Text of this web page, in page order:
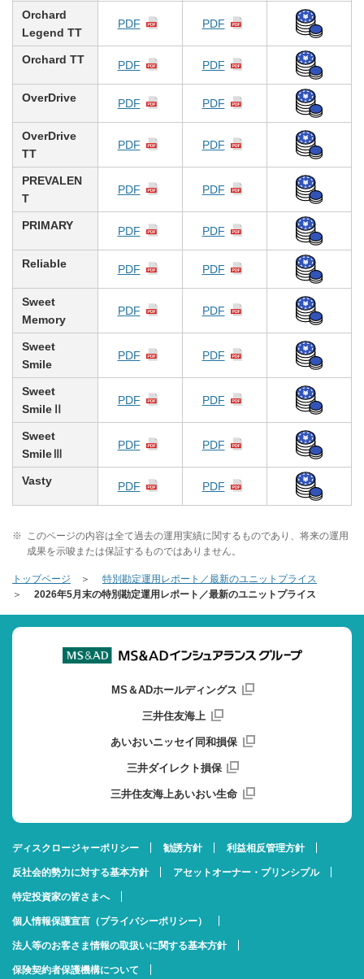
Orchard
Legend TT
PDF PDF
Orchard TT PDF PDF
OverDrive PDF PDF
OverDrive
TT
PDF PDF
PREVALEN
T
PDF PDF
PRIMARY PDF PDF
Reliable PDF PDF
Sweet
Memory
PDF PDF
Sweet
Smile
PDF PDF
Sweet
SmileⅡ
PDF PDF
Sweet
SmileⅢ
PDF PDF
Vasty PDF PDF
※
このページの内容は全て過去の運用実績に関するものであり、将来の運用
成果を示唆または保証するものではありません。
トップページ
特別勘定運用レポート／最新のユニットプライス
2026年5月末の特別勘定運用レポート／最新のユニットプライス
MS＆ADホールディングス
三井住友海上
あいおいニッセイ同和損保
三井ダイレクト損保
三井住友海上あいおい生命
ディスクロージャーポリシー 勧誘方針 利益相反管理方針
反社会的勢力に対する基本方針 アセットオーナー・プリンシプル
特定投資家の皆さまへ
個人情報保護宣言（プライバシーポリシー）
法人等のお客さま情報の取扱いに関する基本方針
保険契約者保護機構について